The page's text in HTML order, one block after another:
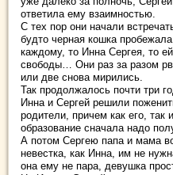
ответила ему взаимностью.
С тех пор они начали
будто черная кошка
каждому, то Инна Сергея, то
свободы… Они раз за разом
или две снова мирились.
Так продолжалось почти три
Инна и Сергей решили
родители, причем как его, так
образование сначала надо
А потом Сергею папа и мама
невестка, как Инна, им не
она ему не пара, девушка